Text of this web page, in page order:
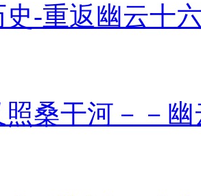
史-重返幽云十
照桑干河－－